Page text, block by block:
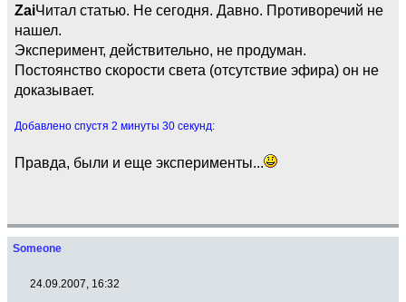
ZaiЧитал статью. Не сегодня. Давно. Противоречий не
нашел.
Эксперимент, действительно, не продуман.
Постоянство скорости света (отсутствие эфира) он не
доказывает.
Добавлено спустя 2 минуты 30 секунд:
Правда, были и еще эксперименты...
Someone
24.09.2007, 16:32